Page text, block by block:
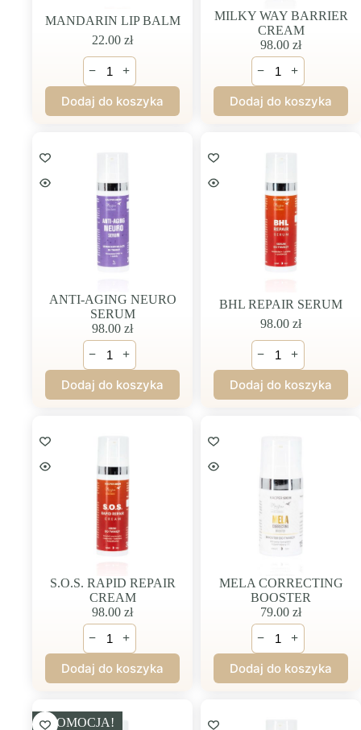
MANDARIN LIP BALM
22.00 zł
ilość
MANDARIN
LIP
BALM
− +
Dodaj do koszyka
MILKY WAY BARRIER
CREAM
98.00 zł
ilość
MILKY
WAY
BARRIER
CREAM
− +
Dodaj do koszyka
ANTI-AGING NEURO
SERUM
98.00 zł
ilość
ANTI-
AGING
NEURO
SERUM
− +
Dodaj do koszyka
BHL REPAIR SERUM
98.00 zł
ilość
BHL
REPAIR
SERUM
− +
Dodaj do koszyka
S.O.S. RAPID REPAIR
CREAM
98.00 zł
ilość
S.O.S.
RAPID
REPAIR
CREAM
− +
Dodaj do koszyka
MELA CORRECTING
BOOSTER
79.00 zł
ilość
MELA
CORRECTING
BOOSTER
− +
Dodaj do koszyka
PROMOCJA!